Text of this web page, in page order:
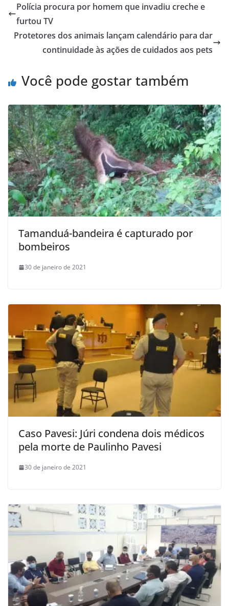
Polícia procura por homem que invadiu creche e
furtou TV
Protetores dos animais lançam calendário para dar
continuidade às ações de cuidados aos pets
Você pode gostar também
Tamanduá-bandeira é capturado por
bombeiros
30 de janeiro de 2021
Caso Pavesi: Júri condena dois médicos
pela morte de Paulinho Pavesi
30 de janeiro de 2021